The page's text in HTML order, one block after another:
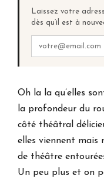
Laissez votre
dès qu’il est à
Oh la la qu’elles
la profondeur du
côté théâtral
elles viennent mais
de théâtre
Un peu plus et on